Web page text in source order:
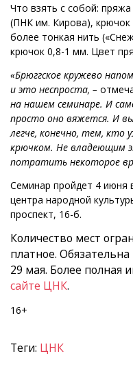
Что взять с собой:
(ПНК им. Кирова),
более тонкая нить
крючок 0,8-1 мм. Цвет
«Брюггское кружево
и это неспроста, –
на нашем семинаре. И
просто оно вяжется. И
легче, конечно, тем,
крючком. Не владеющим
потратить некоторое
Семинар пройдет 4 июня
центра народной
проспект, 16-б.
Количество мест
платное.
29 мая. Более полная
сайте ЦНК.
16+
Теги: ЦНК